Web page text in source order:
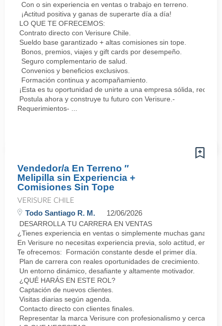
Con o sin experiencia en ventas o trabajo en terreno.
¡Actitud positiva y ganas de superarte día a día!
LO QUE TE OFRECEMOS:
Contrato directo con Verisure Chile.
Sueldo base garantizado + altas comisiones sin tope.
Bonos, premios, viajes y gift cards por desempeño.
Seguro complementario de salud.
Convenios y beneficios exclusivos.
Formación continua y acompañamiento.
¡Esta es tu oportunidad de unirte a una empresa sólida,
Postula ahora y construye tu futuro con Verisure.-
Requerimientos- ...
Vendedor/a En Terreno ″
Melipilla sin Experiencia +
Comisiones Sin Tope
VERISURE CHILE
Todo Santiago R. M. 12/06/2026
DESARROLLA TU CARRERA EN VENTAS
¿Tienes experiencia en ventas o simplemente muchas ganas
En Verisure no necesitas experiencia previa, solo actitud,
Te ofrecemos: Formación constante desde el primer día.
Plan de carrera con reales oportunidades de crecimiento.
Un entorno dinámico, desafiante y altamente motivador.
¿QUÉ HARÁS EN ESTE ROL?
Captación de nuevos clientes.
Visitas diarias según agenda.
Contacto directo con clientes finales.
Representar la marca Verisure con profesionalismo y cercanía.